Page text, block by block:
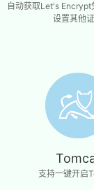
自动获取Let's Encrypt
设置其他
支持一键开启